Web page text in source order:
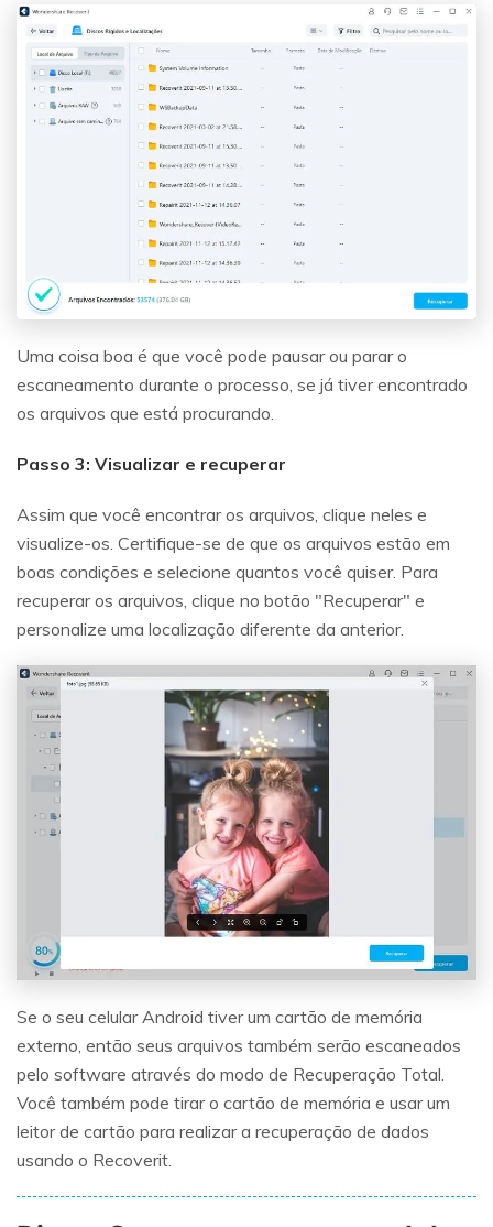
Reparo de fotos com IA
Repare suas fotos, melhore a qualidade e restaure
momentos preciosos com uma solução baseada em
IA.
Vamos lá
Teste Online
Uma coisa boa é que você pode pausar ou parar o
escaneamento durante o processo, se já tiver encontrado
os arquivos que está procurando.
Passo 3: Visualizar e recuperar
Assim que você encontrar os arquivos, clique neles e
visualize-os. Certifique-se de que os arquivos estão em
boas condições e selecione quantos você quiser. Para
recuperar os arquivos, clique no botão "Recuperar" e
personalize uma localização diferente da anterior.
Se o seu celular Android tiver um cartão de memória
externo, então seus arquivos também serão escaneados
pelo software através do modo de Recuperação Total.
Você também pode tirar o cartão de memória e usar um
leitor de cartão para realizar a recuperação de dados
usando o Recoverit.